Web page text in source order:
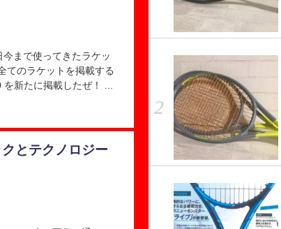
まで使ってきたラケッ
てのラケットを掲載する
新たに掲載したぜ！ ...
とテクノロジー